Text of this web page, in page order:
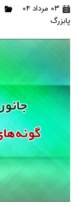
۰۳ مرداد ۰۴
پابزرگ